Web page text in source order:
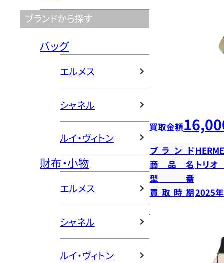
ブランドから探す
バッグ
エルメス
シャネル
ルイ・ヴィトン
財布・小物
エルメス
シャネル
ルイ・ヴィトン
買取金額
ブランド
商品名 トリオ
型番
買取時期2025